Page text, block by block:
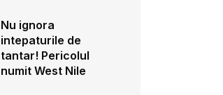
Nu ignora
intepaturile de
tantar! Pericolul
numit West Nile